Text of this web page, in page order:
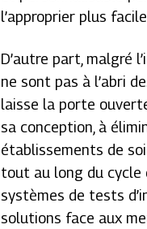
l’approprier plus
D’autre part, malgré
ne sont pas à l’abri
laisse la porte
sa conception, à
établissements de
tout au long du cycle
systèmes de tests
solutions face aux